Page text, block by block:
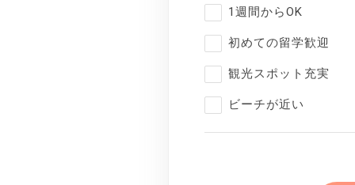
1週間からOK
初めての留学歓迎
観光スポット充実
ビーチが近い